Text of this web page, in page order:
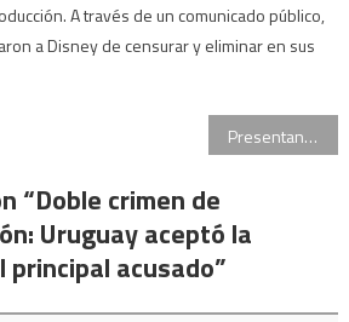
A través de un comunicado público,
a Disney de censurar y eliminar en sus
Presentan nuevos perros que buscarán explosivos, drogas y personas perdidas
“Doble crimen de
Uruguay aceptó la
acusado”